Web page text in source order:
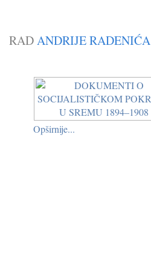
RADANDRIJE RADENIĆA
Opširnije...